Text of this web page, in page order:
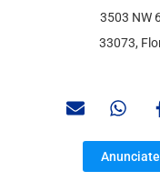
3503 NW
33073,